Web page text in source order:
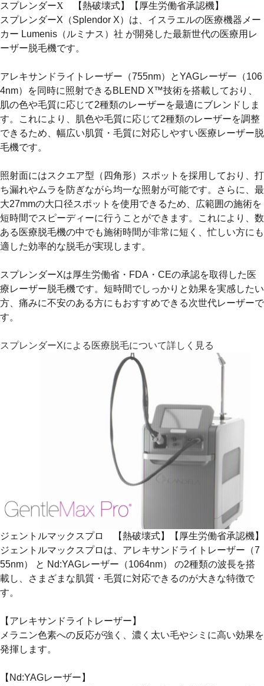
スプレンダーX 【熱破壊式】【厚生労働省承認機】
スプレンダーX（Splendor X）は、イスラエルの医療機器メー
カー Lumenis（ルミナス）社 が開発した最新世代の医療用レ
ーザー脱毛機です。
アレキサンドライトレーザー（755nm）とYAGレーザー（106
4nm）を同時に照射できるBLEND X™技術を搭載しており、
肌の色や毛質に応じて2種類のレーザーを最適にブレンドしま
す。これにより、肌色や毛質に応じて2種類のレーザーを調整
できるため、幅広い肌質・毛質に対応しやすい医療レーザー脱
毛機です。
照射面にはスクエア型（四角形）スポット を採用しており、打
ち漏れやムラを防ぎながら均一な照射が可能です。さらに、 最
大27mmの大口径スポット を使用できるため、広範囲の施術を
短時間でスピーディーに行うことができます。これにより、数
ある医療脱毛機の中でも施術時間が非常に短く、忙しい方にも
適した効率的な脱毛が実現します。
スプレンダーXは厚生労働省・FDA・CEの承認を取得した医
療レーザー脱毛機です。短時間でしっかりと効果を実感したい
方、痛みに不安のある方にもおすすめできる次世代レーザーで
す。
スプレンダーXによる医療脱毛について詳しく見る
ジェントルマックスプロ 【熱破壊式】【厚生労働省承認機】
ジェントルマックスプロは、 アレキサンドライトレーザー（7
55nm）
と Nd:YAGレーザー（1064nm） の2種類の波長を搭
載し、さまざまな肌質・毛質に対応できるのが大きな特徴で
す。
【アレキサンドライトレーザー】
メラニン色素への反応が強く、濃く太い毛やシミに高い効果を
発揮します。
【Nd:YAGレーザー】